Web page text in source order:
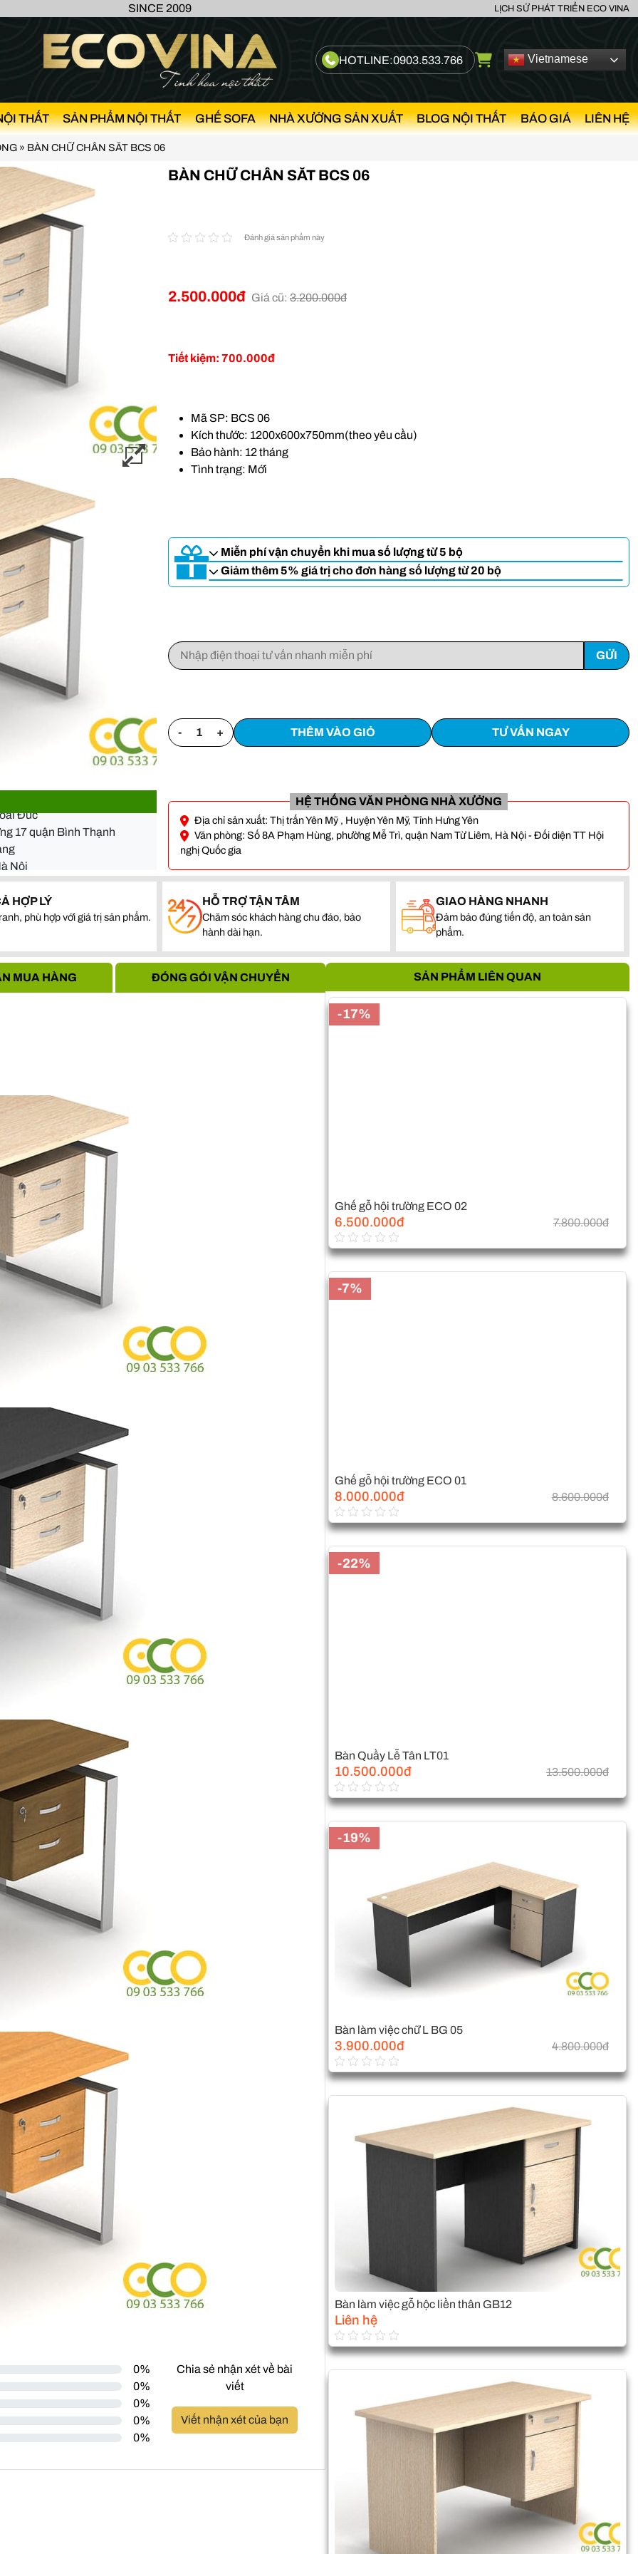
SINCE 2009 LỊCH SỬ PHÁT TRIỂN ECO VINA
HOTLINE:0903.533.766 Vietnamese
THẤT SẢN PHẨM NỘI THẤT GHẾ SOFA NHÀ XƯỞNG SẢN XUẤT BLOG NỘI THẤT BÁO GIÁ LIÊN HỆ
» BÀN CHỮ CHÂN SĂT BCS 06
Nẵng
Đức
17 quận Bình Thạnh
Nội
Nẵng
Đức
17 quận Bình Thạnh
Nội
BÀN CHỮ CHÂN SĂT BCS 06
Đánh giá sản phẩm này
2.500.000đ Giá cũ: 3.200.000đ
Tiết kiệm: 700.000đ
Mã SP: BCS 06
Kích thước: 1200x600x750mm(theo yêu cầu)
Bảo hành: 12 tháng
Tình trạng: Mới
Miễn phí vận chuyển khi mua số lượng từ 5 bộ
Giảm thêm 5% giá trị cho đơn hàng số lượng từ 20 bộ
- + THÊM VÀO GIỎ TƯ VẤN NGAY
HỆ THỐNG VĂN PHÒNG NHÀ XƯỞNG
Địa chỉ sản xuất: Thị trấn Yên Mỹ , Huyện Yên Mỹ, Tỉnh Hưng Yên
Văn phòng: Số 8A Phạm Hùng, phường Mễ Trì, quận Nam Từ Liêm, Hà Nội - Đối diện TT Hội
nghị Quốc gia
HỢP LÝ
phù hợp với giá trị sản phẩm.
HỖ TRỢ TẬN TÂM
Chăm sóc khách hàng chu đáo, bảo
hành dài hạn.
GIAO HÀNG NHANH
Đảm bảo đúng tiến độ, an toàn sản
phẩm.
MUA HÀNG ĐÓNG GÓI VẬN CHUYỂN
0%
0%
0%
0%
0%
Chia sẻ nhận xét về bài
viết
Viết nhận xét của bạn
SẢN PHẨM LIÊN QUAN
Ghế gỗ hội trường ECO 02
6.500.000đ 7.800.000đ
-17%
Ghế gỗ hội trường ECO 01
8.000.000đ 8.600.000đ
-7%
Bàn Quầy Lễ Tân LT01
10.500.000đ 13.500.000đ
-22%
Bàn làm việc chữ L BG 05
3.900.000đ 4.800.000đ
-19%
Bàn làm việc gỗ hộc liền thân GB12
Liên hệ